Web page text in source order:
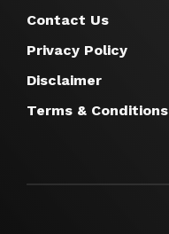
Contact Us
Privacy Policy
Disclaimer
Terms & Conditions